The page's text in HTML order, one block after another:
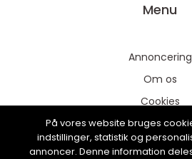
Menu
Annoncering
Om os
Cookies
Kontakt os
Sitemap
På vores website bruges
indstillinger, statistik og
annoncer. Denne information